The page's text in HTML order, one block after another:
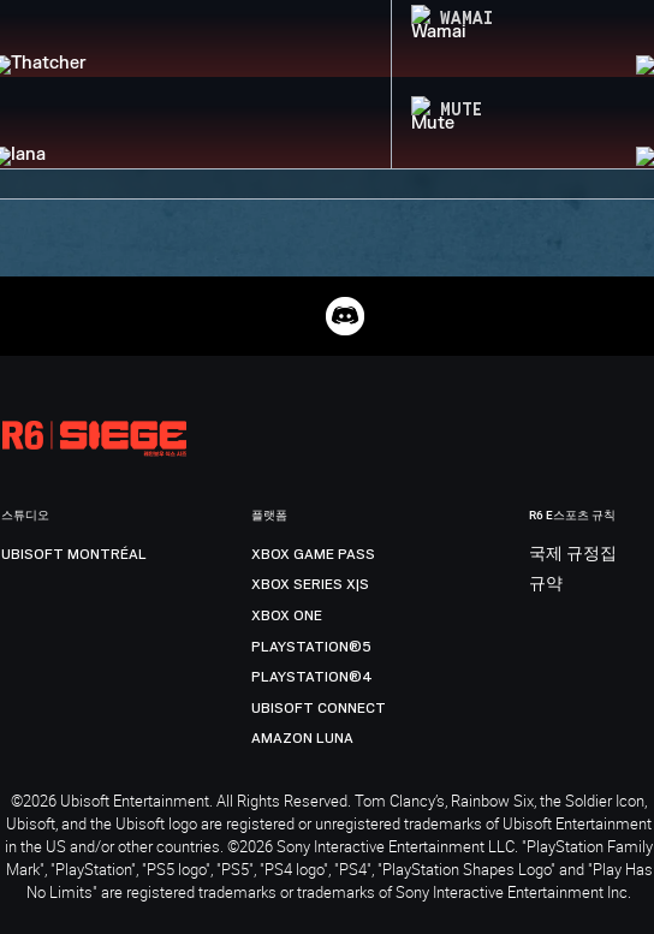
WAMAI
MUTE
스튜디오
UBISOFT MONTRÉAL
플랫폼
XBOX GAME PASS
XBOX SERIES X|S
XBOX ONE
PLAYSTATION®5
PLAYSTATION®4
UBISOFT CONNECT
AMAZON LUNA
R6 E스포츠 규칙
국제 규정집
규약
©2026 Ubisoft Entertainment. All Rights Reserved. Tom Clancy’s, Rainbow Six, the Soldier Icon,
Ubisoft, and the Ubisoft logo are registered or unregistered trademarks of Ubisoft Entertainment
in the US and/or other countries. ©2026 Sony Interactive Entertainment LLC. "PlayStation Family
Mark", "PlayStation", "PS5 logo", "PS5", "PS4 logo", "PS4", "PlayStation Shapes Logo" and "Play Has
No Limits" are registered trademarks or trademarks of Sony Interactive Entertainment Inc.